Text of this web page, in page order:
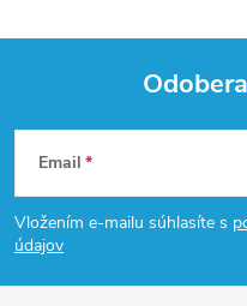
Z
á
p
Email
Vložením e-mailu súhlasíte s
údajov